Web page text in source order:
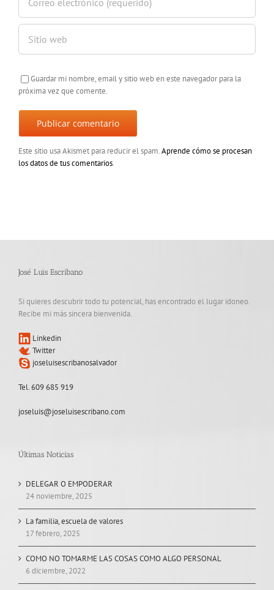
Guardar mi nombre, email y sitio web en este navegador para la
próxima vez que comente.
Este sitio usa Akismet para reducir el spam.Aprende cómo se procesan
los datos de tus comentarios.
José Luis Escribano
Si quieres descubrir todo tu potencial, has encontrado el lugar idoneo.
Recibe mi más sincera bienvenida.
Linkedin
Twitter
joseluisescribanosalvador
Tel. 609 685 919
joseluis@joseluisescribano.com
Últimas Noticias
DELEGAR O EMPODERAR
24 noviembre, 2025
La familia, escuela de valores
17 febrero, 2025
COMO NO TOMARME LAS COSAS COMO ALGO PERSONAL
6 diciembre, 2022